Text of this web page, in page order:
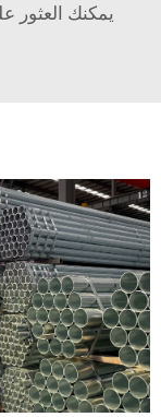
يمكنك العثور